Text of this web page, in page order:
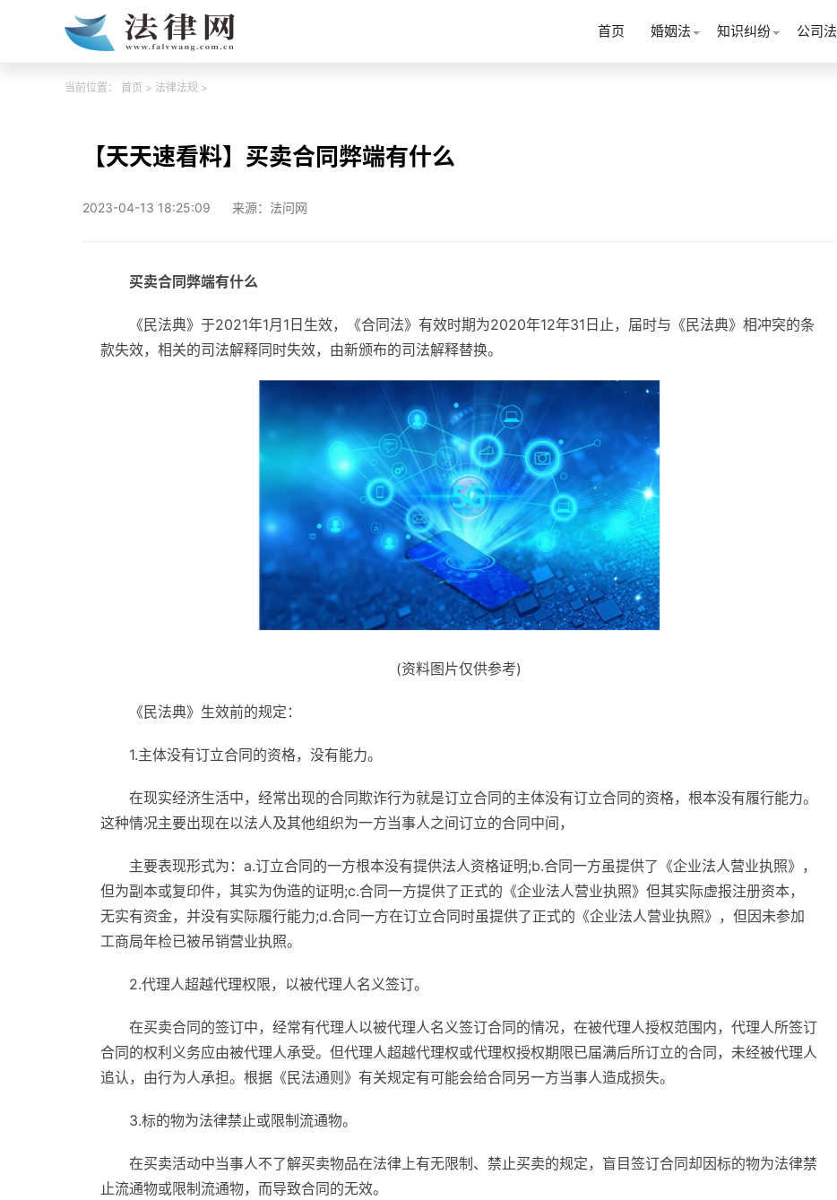
首页 婚姻法 知识纠纷 公司法
当前位置： 首页 > 法律法规 >
【天天速看料】买卖合同弊端有什么
2023-04-13 18:25:09 来源：法问网
买卖合同弊端有什么
《民法典》于2021年1月1日生效，《合同法》有效时期为2020年12年31日止，届时与《民法典》相冲突的条
款失效，相关的司法解释同时失效，由新颁布的司法解释替换。
(资料图片仅供参考)
《民法典》生效前的规定：
1.主体没有订立合同的资格，没有能力。
在现实经济生活中，经常出现的合同欺诈行为就是订立合同的主体没有订立合同的资格，根本没有履行能力。
这种情况主要出现在以法人及其他组织为一方当事人之间订立的合同中间，
主要表现形式为：a.订立合同的一方根本没有提供法人资格证明;b.合同一方虽提供了《企业法人营业执照》，
但为副本或复印件，其实为伪造的证明;c.合同一方提供了正式的《企业法人营业执照》但其实际虚报注册资本，
无实有资金，并没有实际履行能力;d.合同一方在订立合同时虽提供了正式的《企业法人营业执照》，但因未参加
工商局年检已被吊销营业执照。
2.代理人超越代理权限，以被代理人名义签订。
在买卖合同的签订中，经常有代理人以被代理人名义签订合同的情况，在被代理人授权范围内，代理人所签订
合同的权利义务应由被代理人承受。但代理人超越代理权或代理权授权期限已届满后所订立的合同，未经被代理人
追认，由行为人承担。根据《民法通则》有关规定有可能会给合同另一方当事人造成损失。
3.标的物为法律禁止或限制流通物。
在买卖活动中当事人不了解买卖物品在法律上有无限制、禁止买卖的规定，盲目签订合同却因标的物为法律禁
止流通物或限制流通物，而导致合同的无效。